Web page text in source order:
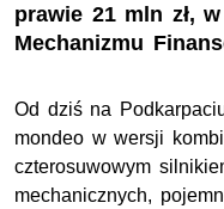
prawie 21 mln zł,
Mechanizmu
Od dziś na
mondeo w wersji
czterosuwowym
mechanicznych,